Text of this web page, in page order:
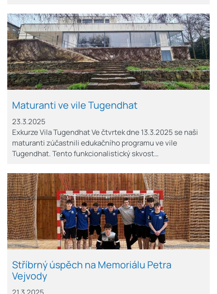
23.3.2025
Maturanti ve vile Tugendhat
Exkurze Vila Tugendhat Ve čtvrtek dne 13.3.2025 se naši
maturanti zúčastnili edukačního programu ve vile
Tugendhat. Tento funkcionalistický skvost…
Stříbrný úspěch na Memoriálu Petra
Vejvody